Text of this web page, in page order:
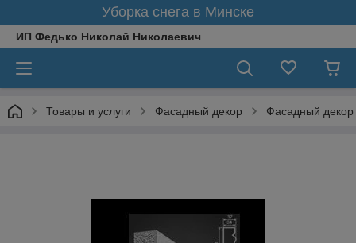
Уборка снега в Минске
ИП Федько Николай Николаевич
Товары и услуги Фасадный декор Фасадный